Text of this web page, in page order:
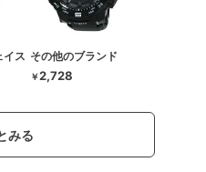
イス その他のブランド
￥2,728
みる